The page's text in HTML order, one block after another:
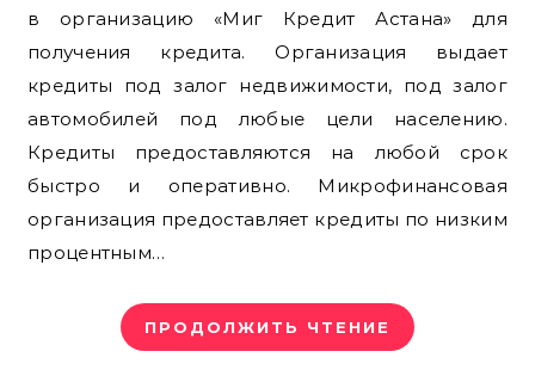
в организацию «Миг Кредит Астана» для
получения кредита. Организация выдает
кредиты под залог недвижимости, под залог
автомобилей под любые цели населению.
Кредиты предоставляются на любой срок
быстро и оперативно. Микрофинансовая
организация предоставляет кредиты по низким
процентным…
ПРОДОЛЖИТЬ ЧТЕНИЕ